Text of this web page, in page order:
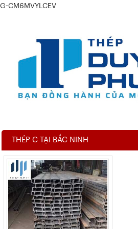
G-CM6MVYLCEV
THÉP C TẠI BẮC NINH